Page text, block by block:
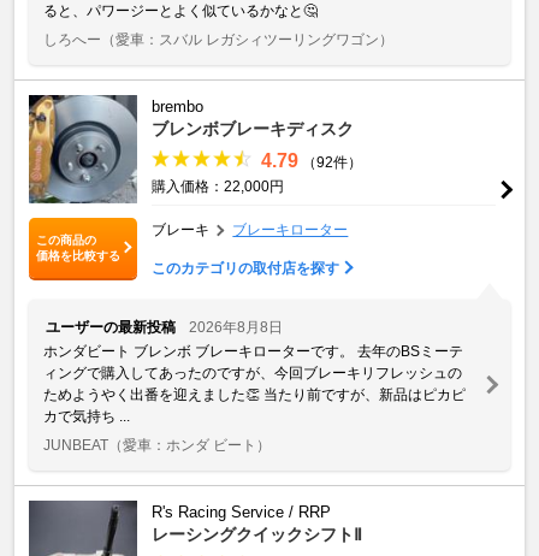
ると、パワージーとよく似ているかなと🤔
しろへー （愛車：スバル レガシィツーリングワゴン）
この商品の
価格を比較する
brembo
ブレンボブレーキディスク
4.79
（92件）
購入価格：22,000円
ブレーキ ブレーキローター
このカテゴリの取付店を探す
ユーザーの最新投稿
2026年8月8日
ホンダビート ブレンボ ブレーキローターです。 去年のBSミーテ
ィングで購入してあったのですが、今回ブレーキリフレッシュの
ためようやく出番を迎えました👏 当たり前ですが、新品はピカピ
カで気持ち ...
JUNBEAT （愛車：ホンダ ビート）
R's Racing Service / RRP
レーシングクイックシフトⅡ